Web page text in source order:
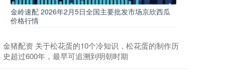
金岭速配 2026年2月5日全国主要批发市场京欣西瓜
价格行情
金猪配资 关于松花蛋的10个冷知识，松花蛋的制作历
史超过600年，最早可追溯到明朝时期